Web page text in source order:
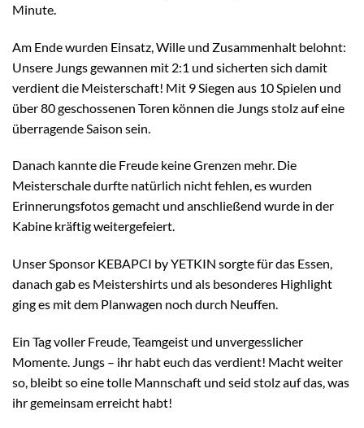
Minute.
Am Ende wurden Einsatz, Wille und Zusammenhalt belohnt:
Unsere Jungs gewannen mit 2:1 und sicherten sich damit
verdient die Meisterschaft! Mit 9 Siegen aus 10 Spielen und
über 80 geschossenen Toren können die Jungs stolz auf eine
überragende Saison sein.
Danach kannte die Freude keine Grenzen mehr. Die
Meisterschale durfte natürlich nicht fehlen, es wurden
Erinnerungsfotos gemacht und anschließend wurde in der
Kabine kräftig weitergefeiert.
Unser Sponsor KEBAPCI by YETKIN sorgte für das Essen,
danach gab es Meistershirts und als besonderes Highlight
ging es mit dem Planwagen noch durch Neuffen.
Ein Tag voller Freude, Teamgeist und unvergesslicher
Momente. Jungs – ihr habt euch das verdient! Macht weiter
so, bleibt so eine tolle Mannschaft und seid stolz auf das, was
ihr gemeinsam erreicht habt!